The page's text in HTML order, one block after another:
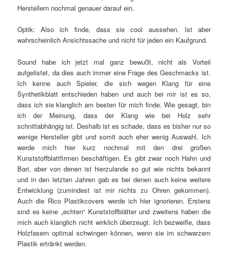
Herstellern nochmal genauer darauf ein.
Optik: Also ich finde, dass sie cool aussehen. Ist aber
wahrscheinlich Ansichtssache und nicht für jeden ein Kaufgrund.
Sound habe ich jetzt mal ganz bewußt, nicht als Vorteil
aufgelistet, da dies auch immer eine Frage des Geschmacks ist.
Ich kenne auch Spieler, die sich wegen Klang für eine
Synthetikblatt entschieden haben und auch bei mir ist es so,
dass ich sie klanglich am besten für mich finde. Wie gesagt, bin
ich der Meinung, dass der Klang wie bei Holz sehr
schnittabhängig ist. Deshalb ist es schade, dass es bisher nur so
wenige Hersteller gibt und somit auch eher wenig Auswahl. Ich
werde mich hier kurz nochmal mit den drei großen
Kunststoffblattfirmen beschäftigen. Es gibt zwar noch Hahn und
Bari, aber von denen ist hierzulande so gut wie nichts bekannt
und in den letzten Jahren gab es bei denen auch keine weitere
Entwicklung (zumindest ist mir nichts zu Ohren gekommen).
Auch die Rico Plastikcovers werde ich hier ignorieren. Erstens
sind es keine „echten“ Kunststoffblätter und zweitens haben die
mich auch klanglich nicht wirklich überzeugt. Ich bezweifle, dass
Holzfasern optimal schwingen können, wenn sie im schwarzem
Plastik ertränkt werden.